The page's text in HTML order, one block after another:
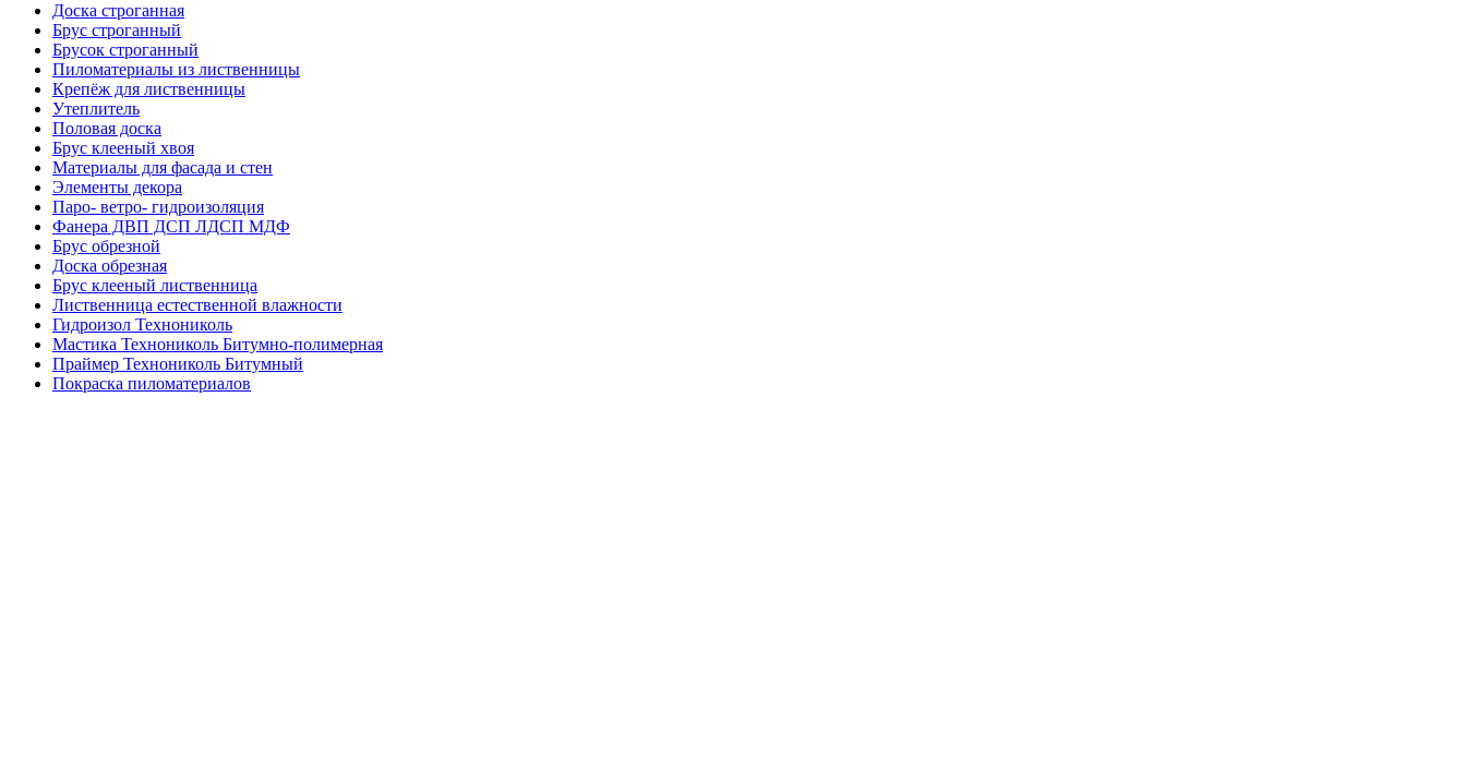
Доска строганная
Брус строганный
Брусок строганный
Пиломатериалы из лиственницы
Крепёж для лиственницы
Утеплитель
Половая доска
Брус клееный хвоя
Материалы для фасада и стен
Элементы декора
Паро- ветро- гидроизоляция
Фанера ДВП ДСП ЛДСП МДФ
Брус обрезной
Доска обрезная
Брус клееный лиственница
Лиственница естественной влажности
Гидроизол Технониколь
Мастика Технониколь Битумно-полимерная
Праймер Технониколь Битумный
Покраска пиломатериалов